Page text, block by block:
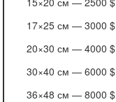
17×25 см — 3000 $
20×30 см — 4000 $
30×40 см — 6000 $
36×48 см — 8000 $